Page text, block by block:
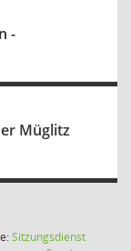
-
Müglitz
Sitzungsdienst